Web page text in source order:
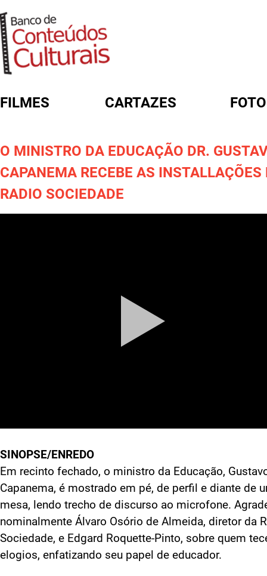
FILMES CARTAZES
O MINISTRO DA EDUCAÇÃO DR.
CAPANEMA RECEBE AS INSTALLAÇÕES
RADIO SOCIEDADE
SINOPSE/ENREDO
Em recinto fechado, o ministro da Educação,
Capanema, é mostrado em pé, de perfil e diante de
mesa, lendo trecho de discurso ao microfone.
nominalmente Álvaro Osório de Almeida, diretor da
Sociedade, e Edgard Roquette-Pinto, sobre quem
elogios, enfatizando seu papel de educador.
FORMULÁRIO DE BUSCA